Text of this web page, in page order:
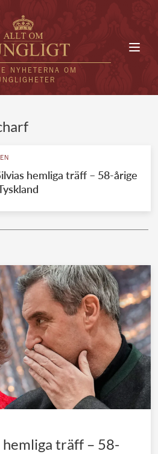
NYHETERNA OM
KUNGAHUS
kungahuset
kungahuset
kungahuset
kungahuset
kungahuset
kungahuset
kungahuset
storhertighuset
kejsarhuset
hemliga träff – 58-årige
hemliga träff – 58-